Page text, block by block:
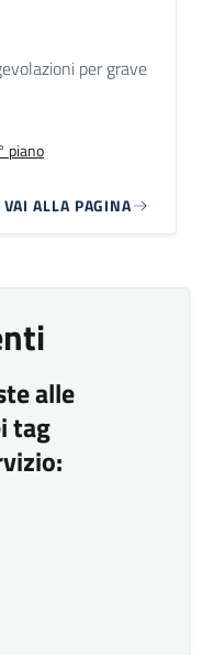
per grave
piano
VAI ALLA PAGINA
alle
tag